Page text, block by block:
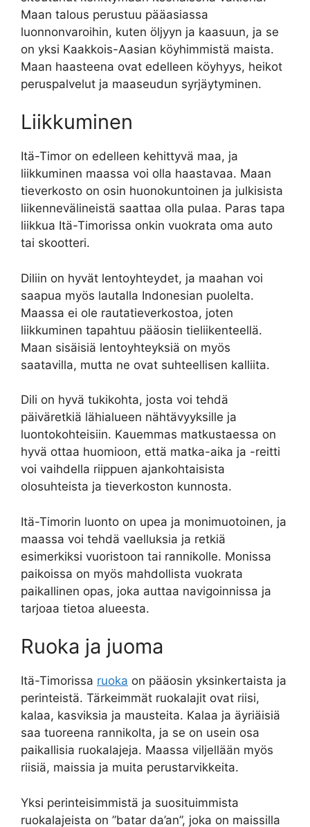
Maan talous perustuu pääasiassa
luonnonvaroihin, kuten öljyyn ja kaasuun, ja se
on yksi Kaakkois-Aasian köyhimmistä maista.
Maan haasteena ovat edelleen köyhyys, heikot
peruspalvelut ja maaseudun syrjäytyminen.
Liikkuminen
Itä-Timor on edelleen kehittyvä maa, ja
liikkuminen maassa voi olla haastavaa. Maan
tieverkosto on osin huonokuntoinen ja julkisista
liikennevälineistä saattaa olla pulaa. Paras tapa
liikkua Itä-Timorissa onkin vuokrata oma auto
tai skootteri.
Diliin on hyvät lentoyhteydet, ja maahan voi
saapua myös lautalla Indonesian puolelta.
Maassa ei ole rautatieverkostoa, joten
liikkuminen tapahtuu pääosin tieliikenteellä.
Maan sisäisiä lentoyhteyksiä on myös
saatavilla, mutta ne ovat suhteellisen kalliita.
Dili on hyvä tukikohta, josta voi tehdä
päiväretkiä lähialueen nähtävyyksille ja
luontokohteisiin. Kauemmas matkustaessa on
hyvä ottaa huomioon, että matka-aika ja -reitti
voi vaihdella riippuen ajankohtaisista
olosuhteista ja tieverkoston kunnosta.
Itä-Timorin luonto on upea ja monimuotoinen, ja
maassa voi tehdä vaelluksia ja retkiä
esimerkiksi vuoristoon tai rannikolle. Monissa
paikoissa on myös mahdollista vuokrata
paikallinen opas, joka auttaa navigoinnissa ja
tarjoaa tietoa alueesta.
Ruoka ja juoma
Itä-Timorissa ruoka on pääosin yksinkertaista ja
perinteistä. Tärkeimmät ruokalajit ovat riisi,
kalaa, kasviksia ja mausteita. Kalaa ja äyriäisiä
saa tuoreena rannikolta, ja se on usein osa
paikallisia ruokalajeja. Maassa viljellään myös
riisiä, maissia ja muita perustarvikkeita.
Yksi perinteisimmistä ja suosituimmista
ruokalajeista on ”batar da’an”, joka on maissilla